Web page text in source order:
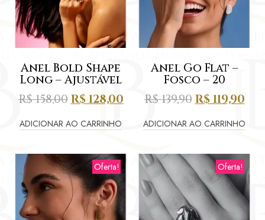
Anel Bold Shape
Long – Ajustável
R$158,00 R$ 128,00
ADICIONAR AO CARRINHO
Anel Go Flat –
Fosco – 20
R$139,90 R$ 119,90
ADICIONAR AO CARRINHO
Oferta! Oferta!